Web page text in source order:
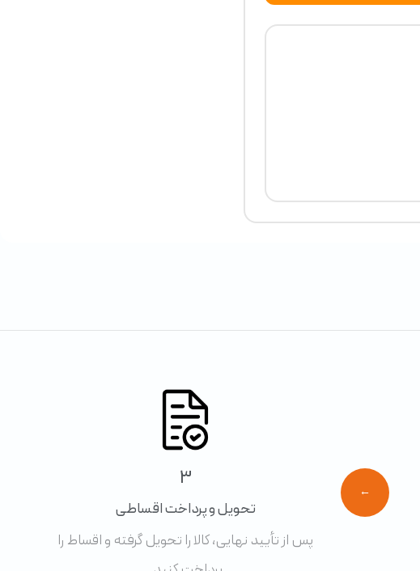
←
3
تحویل و پرداخت اقساطی
پس از تأیید نهایی، کالا را تحویل گرفته و اقساط را